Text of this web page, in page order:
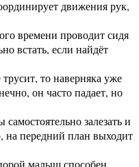
движения рук,
времени проводит сидя
встать, если найдёт
то наверняка уже
он часто падает, но
залезать и
на передний план выходит
малыш способен